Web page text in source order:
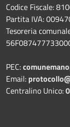
Codice Fiscale:
Partita IVA:
Tesoreria
PEC:
Email:
Centralino Unico: